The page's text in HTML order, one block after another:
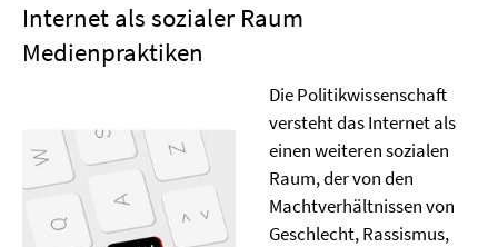
Internet als sozialer Raum
Medienpraktiken
Die Politikwissenschaft
versteht das Internet als
einen weiteren sozialen
Raum, der von den
Machtverhältnissen von
Geschlecht, Rassismus,